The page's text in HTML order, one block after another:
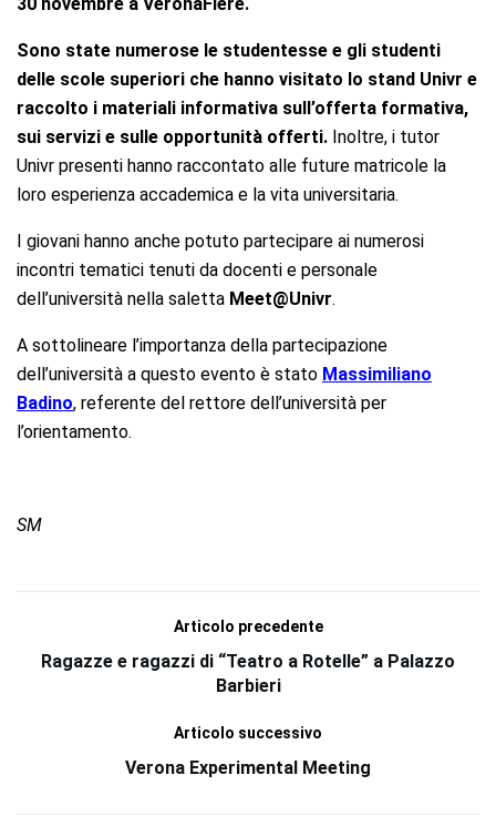
Sono state numerose le studentesse e gli studenti
delle scole superiori che hanno visitato lo stand Univr e
raccolto i materiali informativa sull’offerta formativa,
sui servizi e sulle opportunità offerti. Inoltre, i tutor
Univr presenti hanno raccontato alle future matricole la
loro esperienza accademica e la vita universitaria.
I giovani hanno anche potuto partecipare ai numerosi
incontri tematici tenuti da docenti e personale
dell’università nella saletta Meet@Univr.
A sottolineare l’importanza della partecipazione
dell’università a questo evento è stato Massimiliano
Badino, referente del rettore dell’università per
l’orientamento.
SM
Articolo precedente
Ragazze e ragazzi di “Teatro a Rotelle” a Palazzo
Barbieri
Articolo successivo
Verona Experimental Meeting